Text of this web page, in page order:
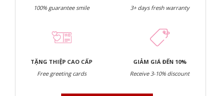
100% guarantee smile
3+ days fresh warranty
TẶNG THIỆP CAO CẤP
Free greeting cards
GIẢM GIÁ ĐẾN 10%
Receive 3-10% discount